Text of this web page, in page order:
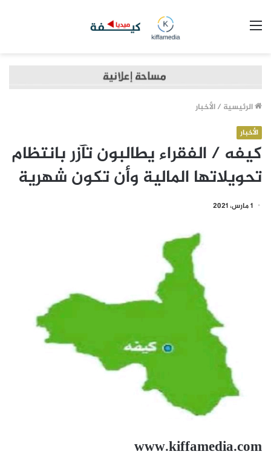
الرئيسية /الأخبار
الأخبار
كيفه / الفقراء يطالبون تآزر بانتظام
تحويلاتها المالية وأن تكون شهرية
1 مارس، 2021
www.kiffamedia.com